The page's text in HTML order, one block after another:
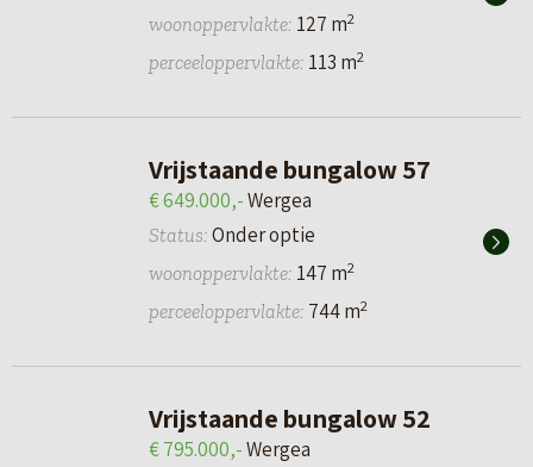
woonoppervlakte: 127 m2
perceeloppervlakte: 113 m2
Vrijstaande bungalow 57
€ 649.000,-Wergea
Status: Onder optie
woonoppervlakte: 147 m2
perceeloppervlakte: 744 m2
Vrijstaande bungalow 52
€ 795.000,-Wergea